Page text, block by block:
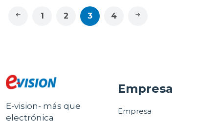
1 2 3 4
E-vision- más que
electrónica
Empresa
Empresa